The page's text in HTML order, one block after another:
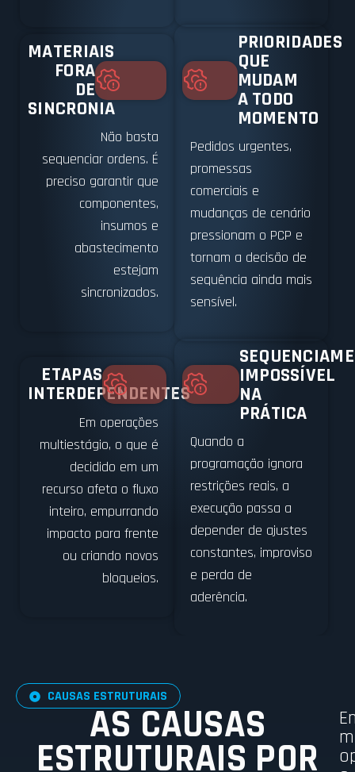
MATERIAIS
FORA
DE
SINCRONIA
Não basta
sequenciar ordens. É
preciso garantir que
componentes,
insumos e
abastecimento
estejam
sincronizados.
PRIORIDADES
QUE
MUDAM
A TODO
MOMENTO
Pedidos urgentes,
promessas
comerciais e
mudanças de cenário
pressionam o PCP e
tornam a decisão de
sequência ainda mais
sensível.
ETAPAS
INTERDEPENDENTES
Em operações
multiestágio, o que é
decidido em um
recurso afeta o fluxo
inteiro, empurrando
impacto para frente
ou criando novos
bloqueios.
IMPOSSÍVEL
NA
PRÁTICA
Quando a
programação ignora
restrições reais, a
execução passa a
depender de ajustes
constantes, improviso
e perda de
aderência.
CAUSAS ESTRUTURAIS
AS CAUSAS
ESTRUTURAIS POR